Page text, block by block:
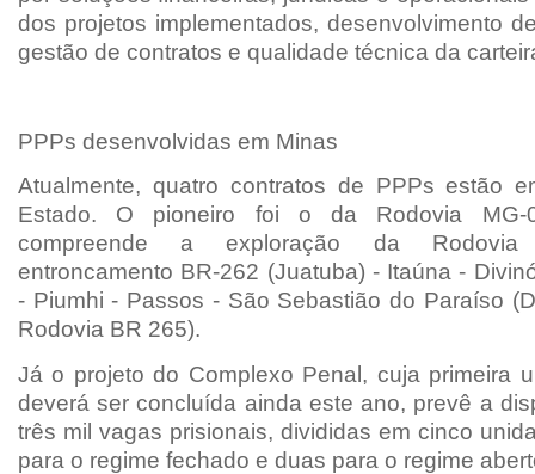
dos projetos implementados, desenvolvimento
gestão de contratos e qualidade técnica da
PPPs desenvolvidas em Minas
Atualmente, quatro contratos de PPPs estão
Estado. O pioneiro foi o da Rodovia MG-
compreende a exploração da
entroncamento BR-262 (Juatuba) - Itaúna -
- Piumhi - Passos - São Sebastião do Paraíso
Rodovia BR 265).
Já o projeto do Complexo Penal, cuja primeira
deverá ser concluída ainda este ano, prevê a
três mil vagas prisionais, divididas em cinco
para o regime fechado e duas para o regime